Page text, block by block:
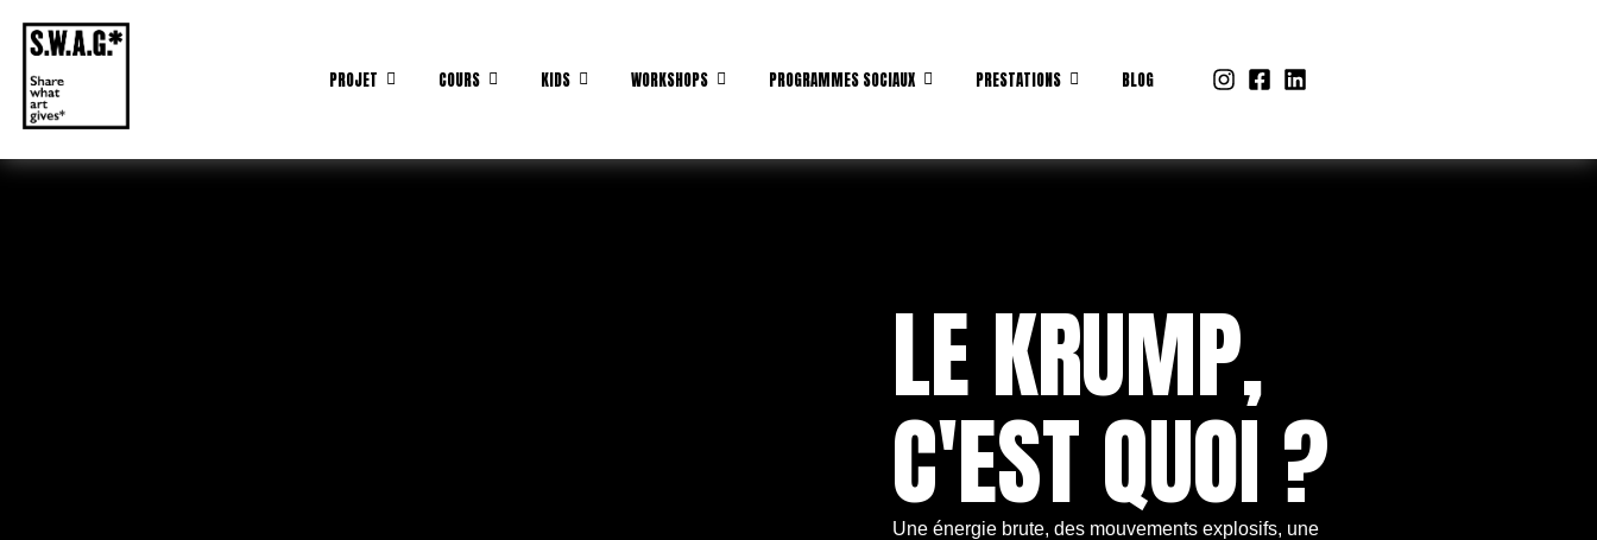
PROJET COURS KIDS WORKSHOPS PROGRAMMES SOCIAUX PRESTATIONS BLOG
LE KRUMP,
C'EST QUOI ?
Une énergie brute, des mouvements explosifs, une